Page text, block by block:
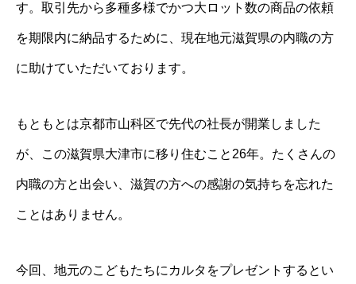
す。取引先から多種多様でかつ大ロット数の商品の依頼
を期限内に納品するために、現在地元滋賀県の内職の方
に助けていただいております。
もともとは京都市山科区で先代の社長が開業しました
が、この滋賀県大津市に移り住むこと26年。たくさんの
内職の方と出会い、滋賀の方への感謝の気持ちを忘れた
ことはありません。
今回、地元のこどもたちにカルタをプレゼントするとい